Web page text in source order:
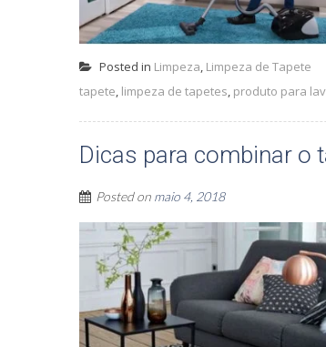
Posted in Limpeza, Limpeza de Tapete
tapete, limpeza de tapetes, produto para
Dicas para combinar o
Posted on maio 4, 2018